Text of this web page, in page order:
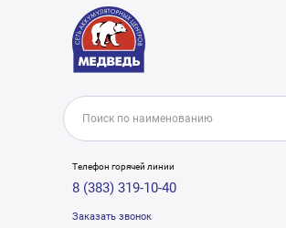
Телефон горячей линии
8 (383) 319-10-40
Заказать звонок